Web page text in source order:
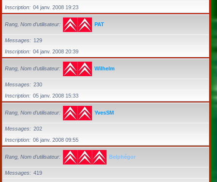
Inscription
04 janv. 2008 19:23
Rang, Nom d’utilisateur PAT
Messages
129
Inscription
04 janv. 2008 20:39
Rang, Nom d’utilisateur Wilhelm
Messages
230
Inscription
05 janv. 2008 15:33
Rang, Nom d’utilisateur YvesSM
Messages
202
Inscription
06 janv. 2008 09:55
Rang, Nom d’utilisateur Belphégor
Messages
419